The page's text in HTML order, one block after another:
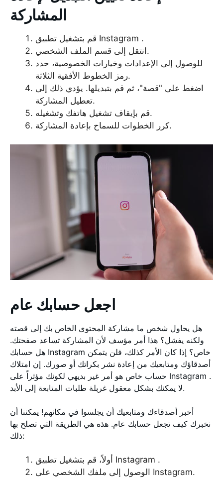
المشاركة
قم بتشغيل تطبيق Instagram .
انتقل إلى قسم الملف الشخصي.
للوصول إلى الإعدادات وخيارات الخصوصية، حدد
رمز الخطوط الأفقية الثلاثة.
اضغط على "قصة"، ثم قم بتبديلها. يؤدي ذلك إلى
تعطيل المشاركة.
قم بإيقاف تشغيل هاتفك وتشغيله.
كرر الخطوات للسماح بإعادة المشاركة.
اجعل حسابك عام
هل يحاول شخص ما مشاركة المحتوى الخاص بك إلى قصته
ولكنه يفشل؟ هذا أمر مؤسف لأن المشاركة تساعد صفحتك.
هل حسابك Instagram خاص؟ إذا كان الأمر كذلك، فلن يتمكن
أصدقاؤك ومتابعيك من إعادة نشر بكراتك أو صورك. إن امتلاك
حساب خاص هو أمر غير بديهي لكونك مؤثراً على Instagram .
لا يمكنك بشكل معقول غربلة طلبات المتابعة إلى الأبد.
أخبر أصدقاءك ومتابعيك أن يجلسوا في مكانهم! يمكننا أن
نخبرك كيف تجعل حسابك عام. هذه هي الطريقة التي تصلح بها
ذلك:
أولاً، قم بتشغيل تطبيق Instagram .
الوصول إلى ملفك الشخصي على Instagram.